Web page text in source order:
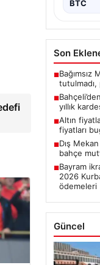
BTC
Son
■Bağımsız
tutulmadı,
■
yıllık
■Altın
fiyatları
■Dış
bahçe
■Bayram
2026
ödemeleri
Güncel